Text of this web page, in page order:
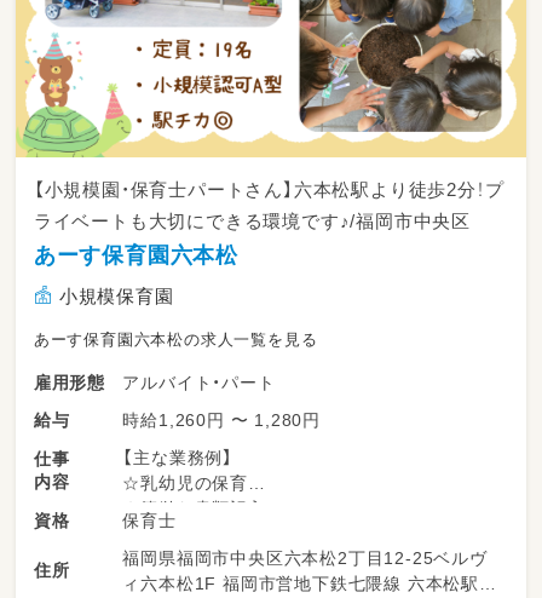
【小規模園・保育士パートさん】六本松駅より徒歩2分！プ
ライベートも大切にできる環境です♪/福岡市中央区
あーす保育園六本松
小規模保育園
あーす保育園六本松の求人一覧を見る
雇用形態
アルバイト・パート
給与
時給1,260円 〜 1,280円
仕事
内容
【主な業務例】
☆乳幼児の保育
☆簡単な書類記入
☆行事・製作のサポート
☆清掃業務 など
資格 保育士
住所
福岡県福岡市中央区六本松2丁目12-25ベルヴ
ィ六本松1F 福岡市営地下鉄七隈線 六本松駅